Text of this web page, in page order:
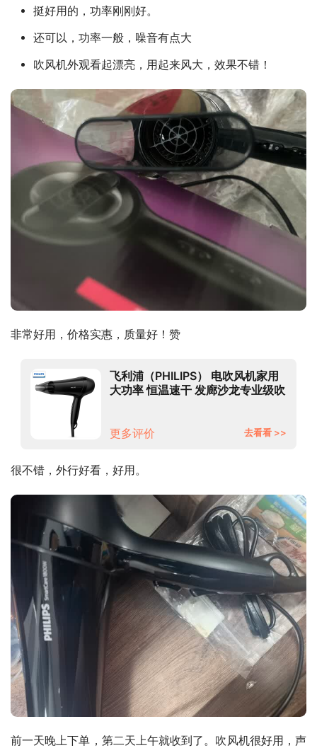
挺好用的，功率刚刚好。
还可以，功率一般，噪音有点大
吹风机外观看起漂亮，用起来风大，效果不错！
非常好用，价格实惠，质量好！赞
飞利浦（PHILIPS） 电吹风机家用
大功率 恒温速干 发廊沙龙专业级吹
更多评价
去看看 >>
很不错，外行好看，好用。
前一天晚上下单，第二天上午就收到了。吹风机很好用，声